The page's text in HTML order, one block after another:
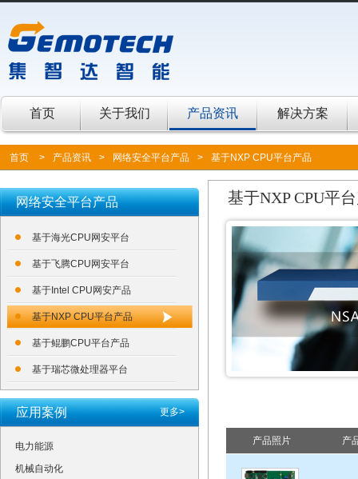
首页 关于我们 产品资讯 解决方案
首页 > 产品资讯 > 网络安全平台产品 > 基于NXP CPU平台产品
网络安全平台产品
基于海光CPU网安平台
基于飞腾CPU网安平台
基于Intel CPU网安产品
基于NXP CPU平台产品
基于鲲鹏CPU平台产品
基于瑞芯微处理器平台
更多>
应用案例
电力能源
机械自动化
基于NXP CPU平
产品照片 产